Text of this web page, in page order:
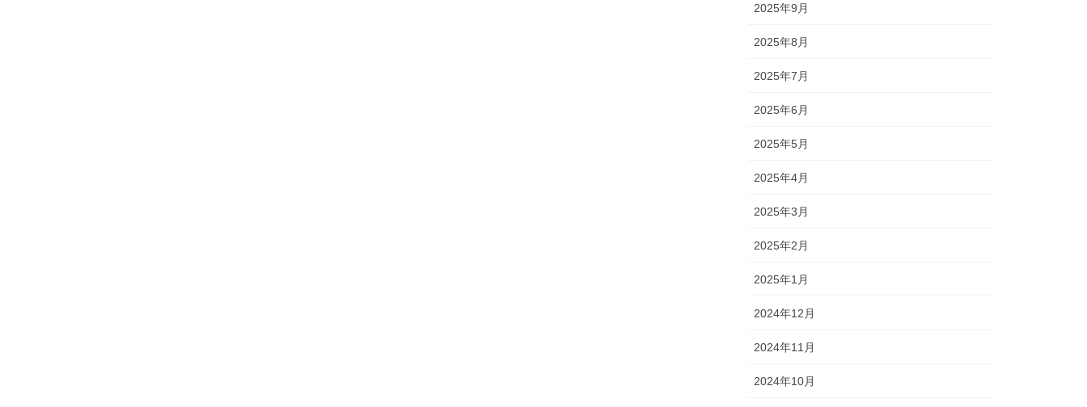
2025年9月
2025年8月
2025年7月
2025年6月
2025年5月
2025年4月
2025年3月
2025年2月
2025年1月
2024年12月
2024年11月
2024年10月